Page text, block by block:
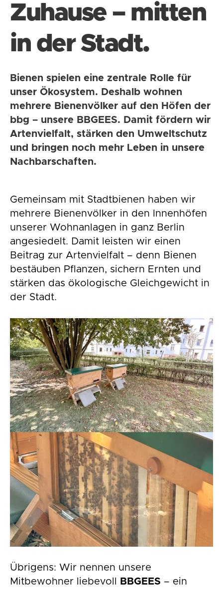
Zuhause – mitten
in der Stadt.
Bienen spielen eine zentrale Rolle für
unser Ökosystem. Deshalb wohnen
mehrere Bienenvölker auf den Höfen der
bbg – unsere BBGEES. Damit fördern wir
Artenvielfalt, stärken den Umweltschutz
und bringen noch mehr Leben in unsere
Nachbarschaften.
Gemeinsam mit Stadtbienen haben wir
mehrere Bienenvölker in den Innenhöfen
unserer Wohnanlagen in ganz Berlin
angesiedelt. Damit leisten wir einen
Beitrag zur Artenvielfalt – denn Bienen
bestäuben Pflanzen, sichern Ernten und
stärken das ökologische Gleichgewicht in
der Stadt.
Übrigens: Wir nennen unsere
Mitbewohner liebevoll
BBGEES – ein